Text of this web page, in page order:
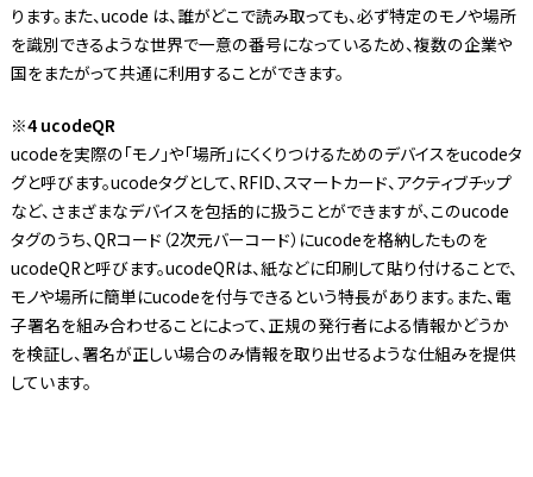
ります。また、ucode は、誰がどこで読み取っても、必ず特定のモノや場所
を識別できるような世界で一意の番号になっているため、複数の企業や
国をまたがって共通に利用することができます。
※4 ucodeQR
ucodeを実際の「モノ」や「場所」にくくりつけるためのデバイスをucodeタ
グと呼びます。ucodeタグとして、RFID、スマートカード、アクティブチップ
など、さまざまなデバイスを包括的に扱うことができますが、このucode
タグのうち、QRコード（2次元バーコード）にucodeを格納したものを
ucodeQRと呼びます。ucodeQRは、紙などに印刷して貼り付けることで、
モノや場所に簡単にucodeを付与できるという特長があります。また、電
子署名を組み合わせることによって、正規の発行者による情報かどうか
を検証し、署名が正しい場合のみ情報を取り出せるような仕組みを提供
しています。